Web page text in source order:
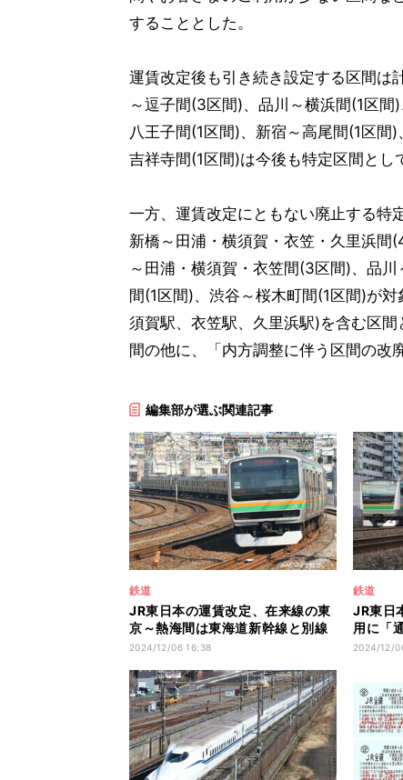
することとした。
運賃改定後も引き続き設定する区間は
～逗子間(3区間)、品川～横浜間(1区
八王子間(1区間)、新宿～高尾間(1区間
吉祥寺間(1区間)は今後も特定区間とし
一方、運賃改定にともない廃止する特
新橋～田浦・横須賀・衣笠・久里浜
～田浦・横須賀・衣笠間(3区間)、品
間(1区間)、渋谷～桜木町間(1区間)が
須賀駅、衣笠駅、久里浜駅)を含む区
間の他に、「内方調整に伴う区間の改
編集部が選ぶ関連記事
鉄道
JR東日本の運賃改定、在来線の東
京～熱海間は東海道新幹線と別線
化
2024/12/06 16:38
鉄道
JR東日
用に「
定
2024/12/